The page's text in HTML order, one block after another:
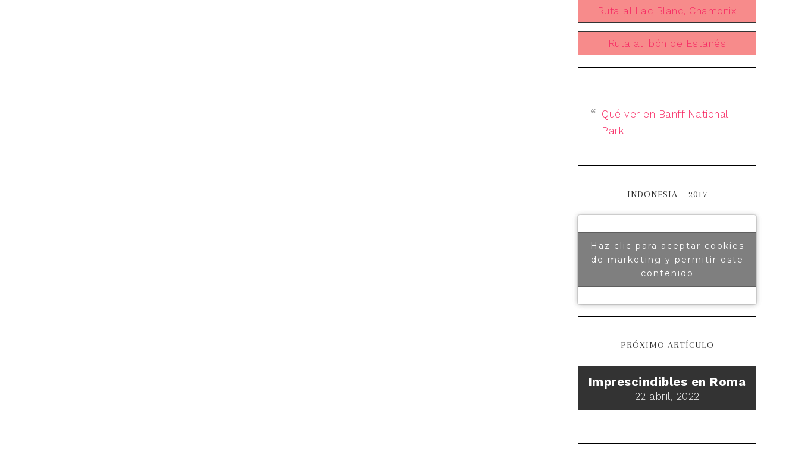
Ruta al Lac Blanc, Chamonix
Ruta al Ibón de Estanés
Qué ver en Banff National
Park
INDONESIA – 2017
Haz clic para aceptar cookies
de marketing y permitir este
contenido
PRÓXIMO ARTÍCULO
Imprescindibles en Roma
22 abril, 2022